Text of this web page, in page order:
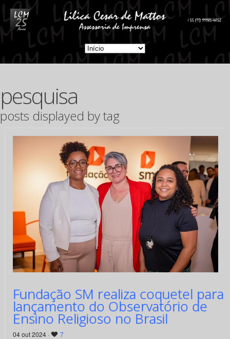
pesquisa
posts displayed by tag
Fundação SM realiza coquetel para
lançamento do Observatório de
Ensino Religioso no Brasil
04 out 2024 · 7